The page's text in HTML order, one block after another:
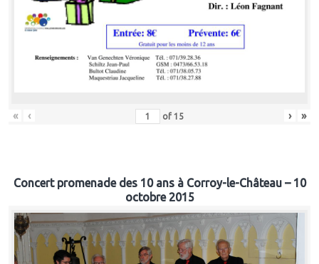
« ‹ of 15 › »
Concert promenade des 10 ans à Corroy-le-Château – 10
octobre 2015